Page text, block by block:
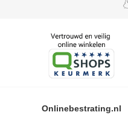
Onlinebestrating.nl